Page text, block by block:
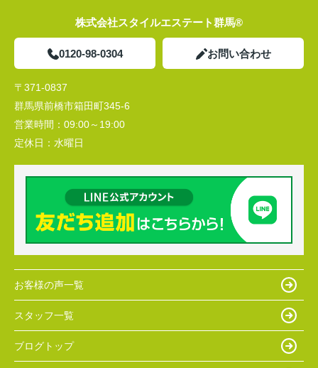
株式会社スタイルエステート群馬®
0120-98-0304 お問い合わせ
〒371-0837
群馬県前橋市箱田町345-6
営業時間： 09:00～19:00
定休日： 水曜日
お客様の声一覧
スタッフ一覧
ブログトップ